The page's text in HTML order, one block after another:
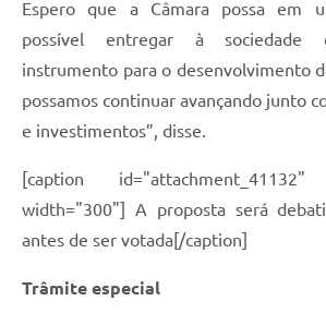
Espero que a Câmara possa em
possível entregar à sociedade
instrumento para o desenvolvimento
possamos continuar avançando junto
e investimentos”, disse.
[caption id="attachment_41132"
width="300"] A proposta será
antes de ser votada[/caption]
Trâmite especial